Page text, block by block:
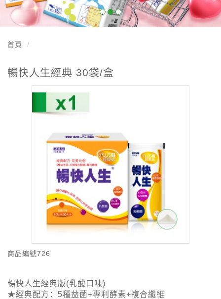
首頁
暢快人生經典 30袋/盒
商品編號726
暢快人生經典版(乳酸口味)
★經典配方：5種益菌+專利酵素+複合纖維